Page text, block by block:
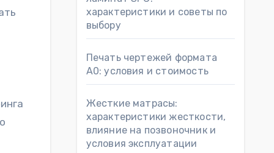
характеристики и советы по
выбору
Печать чертежей формата
А0: условия и стоимость
Жесткие матрасы:
характеристики жесткости,
влияние на позвоночник и
условия эксплуатации